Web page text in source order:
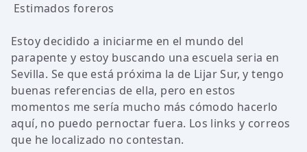
Estimados foreros
Estoy decidido a iniciarme en el mundo del
parapente y estoy buscando una escuela seria en
Sevilla. Se que está próxima la de Lijar Sur, y tengo
buenas referencias de ella, pero en estos
momentos me sería mucho más cómodo hacerlo
aquí, no puedo pernoctar fuera. Los links y correos
que he localizado no contestan.